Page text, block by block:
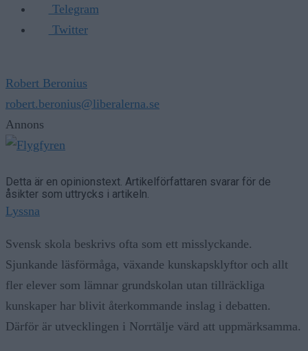
Telegram
Twitter
Robert Beronius
robert.beronius@liberalerna.se
Annons
Detta är en opinionstext. Artikelförfattaren svarar för de
åsikter som uttrycks i artikeln.
Lyssna
Svensk skola beskrivs ofta som ett misslyckande.
Sjunkande läsförmåga, växande kunskapsklyftor och allt
fler elever som lämnar grundskolan utan tillräckliga
kunskaper har blivit återkommande inslag i debatten.
Därför är utvecklingen i Norrtälje värd att uppmärksamma.